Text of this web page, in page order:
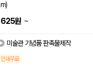
m)
625원 ~
미술관 기념품 판촉물제작
인쇄무료